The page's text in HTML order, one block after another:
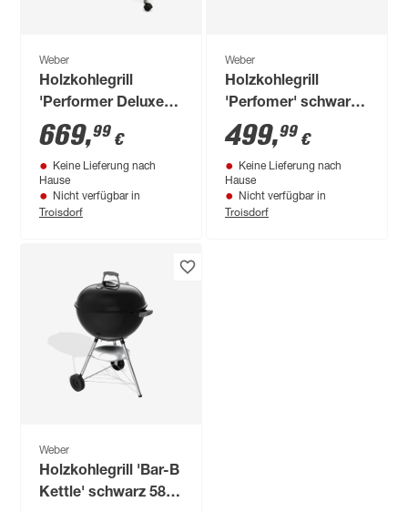
Weber
Holzkohlegrill
'Performer Deluxe
GBS®' schwarz
121,9 x 110,5 x 76,2
cm
669,99 €
Keine Lieferung nach
Hause
Nicht verfügbar in
Troisdorf
Weber
Holzkohlegrill
'Perfomer' schwarz
102 x 71 x 114 cm
499,99 €
Keine Lieferung nach
Hause
Nicht verfügbar in
Troisdorf
Weber
Holzkohlegrill 'Bar-B
Kettle' schwarz 58 x